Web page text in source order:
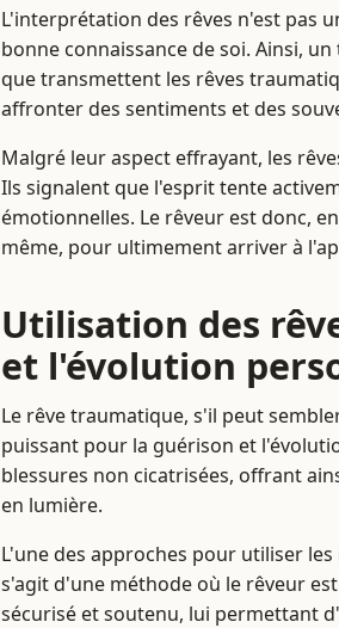
L'interprétation des rêves n'est pas
bonne connaissance de soi. Ainsi,
que transmettent les rêves
affronter des sentiments et des
Malgré leur aspect effrayant, les
Ils signalent que l'esprit tente
émotionnelles. Le rêveur est donc,
même, pour ultimement arriver à
Utilisation des
et l'évolution
Le rêve traumatique, s'il peut
puissant pour la guérison et
blessures non cicatrisées, offrant
en lumière.
L'une des approches pour utiliser
s'agit d'une méthode où le rêveur
sécurisé et soutenu, lui permettant